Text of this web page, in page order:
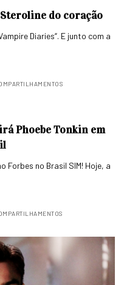
do coração
Diaries“. E junto com a
Phoebe Tonkin em
Forbes no Brasil SIM! Hoje, a